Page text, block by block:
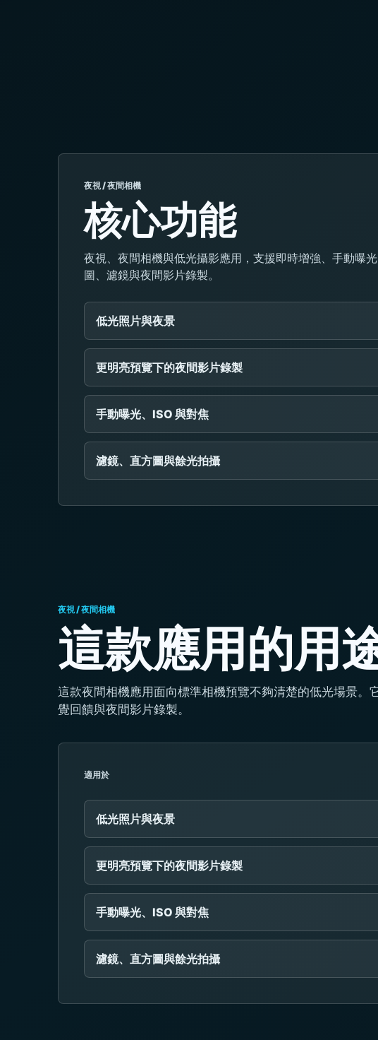
夜視 / 夜間相機
核心功能
夜視、夜間相機與低光攝影應用，支援即時增強、手動曝
圖、濾鏡與夜間影片錄製。
低光照片與夜景
更明亮預覽下的夜間影片錄製
手動曝光、ISO 與對焦
濾鏡、直方圖與餘光拍攝
夜視 / 夜間相機
這款應用的用
這款夜間相機應用面向標準相機預覽不夠清楚的低光場景。
覺回饋與夜間影片錄製。
適用於
低光照片與夜景
更明亮預覽下的夜間影片錄製
手動曝光、ISO 與對焦
濾鏡、直方圖與餘光拍攝